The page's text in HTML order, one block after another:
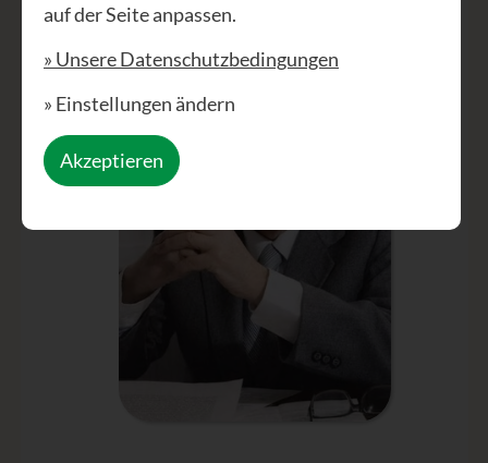
auf der Seite anpassen.
» Unsere Datenschutzbedingungen
» Einstellungen ändern
Akzeptieren